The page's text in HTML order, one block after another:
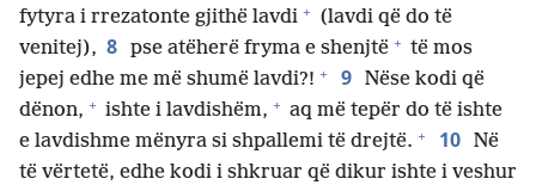
fytyra i rrezatonte gjithë lavdi + (lavdi që do të
venitej), 8 pse atëherë fryma e shenjtë + të mos
jepej edhe me më shumë lavdi?! + 9 Nëse kodi që
dënon, + ishte i lavdishëm, + aq më tepër do të ishte
e lavdishme mënyra si shpallemi të drejtë. + 10 Në
të vërtetë, edhe kodi i shkruar që dikur ishte i veshur